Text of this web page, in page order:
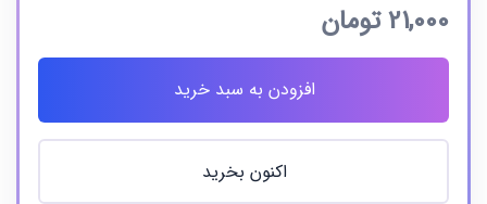
21,000تومان
افزودن به سبد خرید
اکنون بخرید